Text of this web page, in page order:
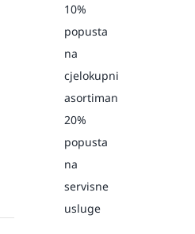
10%
popusta
na
cjelokupni
asortiman
20%
popusta
na
servisne
usluge